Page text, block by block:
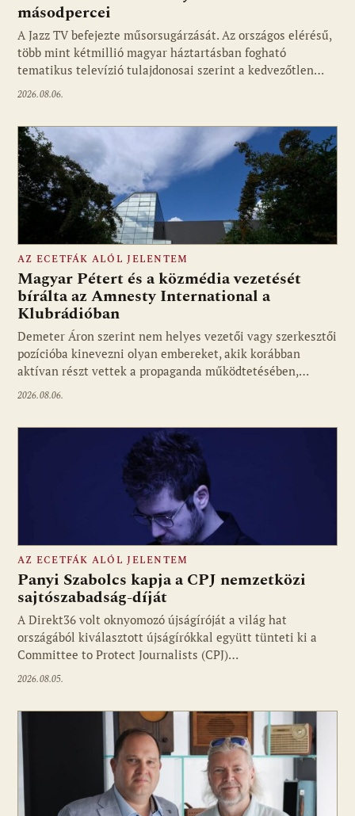
Fotó: media1.hu
másodpercei
A Jazz TV befejezte műsorsugárzását. Az országos elérésű,
több mint kétmillió magyar háztartásban fogható
tematikus televízió tulajdonosai szerint a kedvezőtlen…
2026.08.06.
Fotó: media1.hu
AZ ECETFÁK ALÓL JELENTEM
Magyar Pétert és a közmédia vezetését
bírálta az Amnesty International a
Klubrádióban
Demeter Áron szerint nem helyes vezetői vagy szerkesztői
pozícióba kinevezni olyan embereket, akik korábban
aktívan részt vettek a propaganda működtetésében,…
2026.08.06.
Fotó: media1.hu
AZ ECETFÁK ALÓL JELENTEM
Panyi Szabolcs kapja a CPJ nemzetközi
sajtószabadság-díját
A Direkt36 volt oknyomozó újságíróját a világ hat
országából kiválasztott újságírókkal együtt tünteti ki a
Committee to Protect Journalists (CPJ)…
2026.08.05.